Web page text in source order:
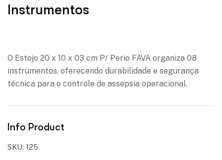
Instrumentos
O Estojo 20 x 10 x 03 cm P/ Perio FAVA organiza 08
instrumentos, oferecendo durabilidade e segurança
técnica para o controle de assepsia operacional.
Info Product
SKU: 125